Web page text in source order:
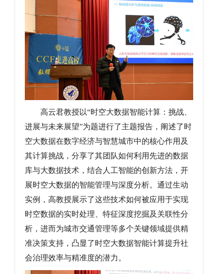
高云君教授以“时空大数据智能计算：挑战、
进展与未来展望”为题进行了主题报告，阐述了时
空大数据在数字经济与智慧城市中的核心作用及
其计算挑战，分享了其团队如何利用先进的数据
库与大数据技术，结合人工智能的创新方法，开
展时空大数据的智能管理与深度分析。通过生动
实例，高教授展示了这些技术如何被应用于实现
时空数据的实时处理、特征深度挖掘及关联性分
析，进而为城市交通管理等多个关键领域提供精
准决策支持，凸显了时空大数据智能计算提升社
会治理效率与精准度的潜力。